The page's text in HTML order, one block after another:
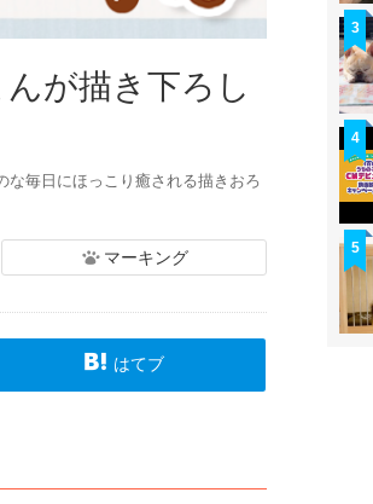
んが描き下ろし
な毎日にほっこり癒される描きおろ
マーキング
はてブ
3
4
5